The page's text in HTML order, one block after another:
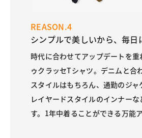
REASON.4
シンプルで美しいから、毎日
時代に合わせてアップデートを
ゥクラッセTシャツ。デニムと合
スタイルはもちろん、通勤のジャ
レイヤードスタイルのインナー
す。1年中着ることができる万能ア